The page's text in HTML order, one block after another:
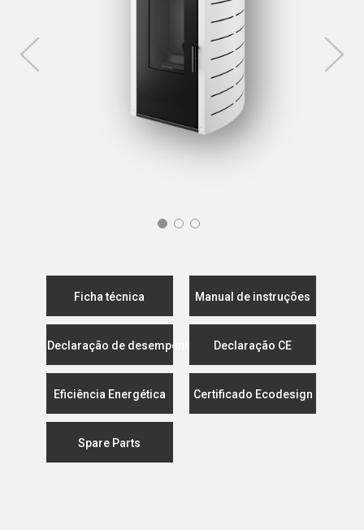
Ficha técnica Manual de instruções
Declaração de desempenho Declaração CE
Eficiência Energética Certificado Ecodesign
Spare Parts